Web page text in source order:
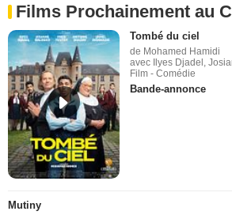
Films Prochainement au
Tombé du ciel
de Mohamed Hamidi
avec Ilyes Djadel,
Film - Comédie
Bande-annonce
Mutiny